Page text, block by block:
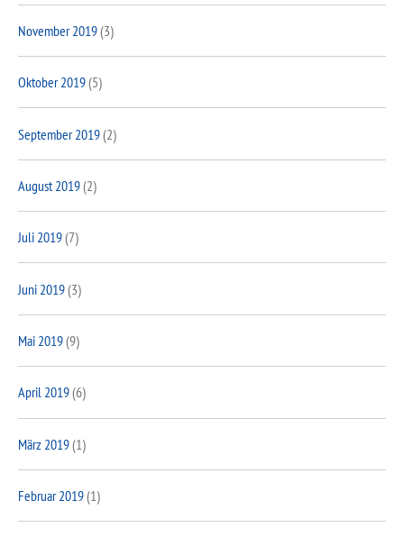
November 2019(3)
Oktober 2019(5)
September 2019(2)
August 2019(2)
Juli 2019(7)
Juni 2019(3)
Mai 2019(9)
April 2019(6)
März 2019(1)
Februar 2019(1)